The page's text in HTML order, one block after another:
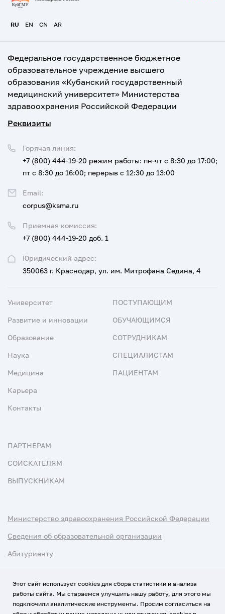
RU EN CN AR
Федеральное государственное бюджетное
образовательное учреждение высшего
образования «Кубанский государственный
медицинский университет» Министерства
здравоохранения Российской Федерации
Реквизиты
Юридический адрес:
350063 г. Краснодар, ул. им. Митрофана Седина, 4
Приемная комиссия:
+7 (800) 444-19-20 доб. 1
Горячая линия:
+7 (800) 444-19-20 режим работы: пн-чт с 8:30 до 17:00;
пт с 8:30 до 16:00; перерыв с 12:30 до 13:00
Email:
corpus@ksma.ru
Университет
Развитие и инновации
Образование
Наука
Медицина
Карьера
Контакты
ПОСТУПАЮЩИМ
ОБУЧАЮЩИМСЯ
СОТРУДНИКАМ
СПЕЦИАЛИСТАМ
ПАЦИЕНТАМ
ПАРТНЕРАМ
СОИСКАТЕЛЯМ
ВЫПУСКНИКАМ
Министерство здравоохранения Российской Федерации
Сведения об образовательной организации
Абитуриенту
Этот сайт использует cookies для сбора статистики и анализа
работы сайта. Мы стараемся улучшить нашу работу, для этого мы
подключили аналитические инструменты. Просим согласиться на